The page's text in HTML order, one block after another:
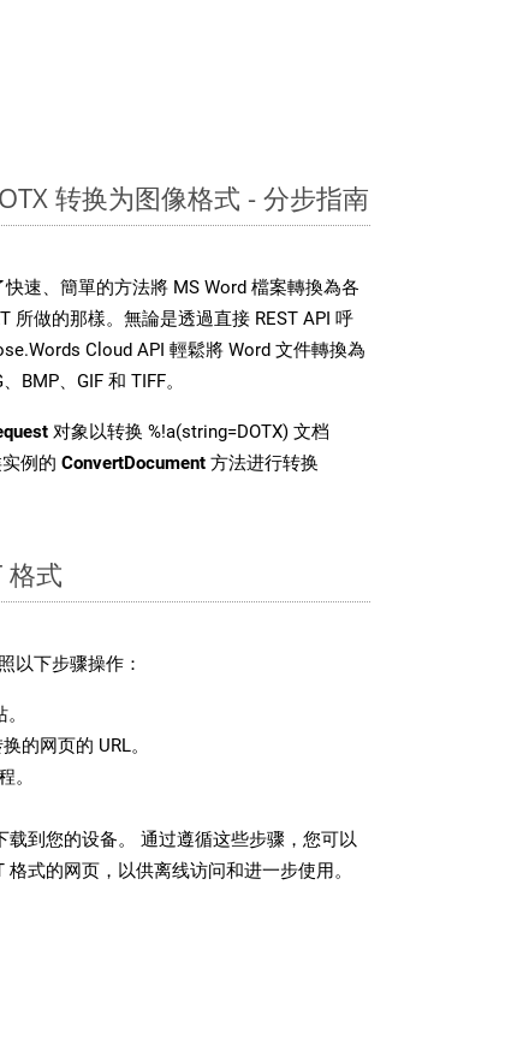
转换为图像格式 - 分步指南
速、簡單的方法將 MS Word 檔案轉換為各
所做的那樣。無論是透過直接 REST API 呼
Cloud API 輕鬆將 Word 文件轉換為
BMP、GIF 和 TIFF。
对象以转换 %!a(string=DOTX) 文档
例的 ConvertDocument 方法进行转换
格式
以下步骤操作：
的网页的 URL。
。
载到您的设备。 通过遵循这些步骤，您可以
式的网页，以供离线访问和进一步使用。